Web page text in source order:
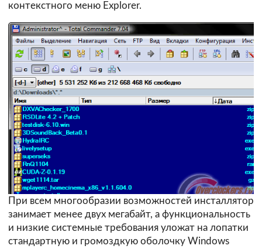
контекстного меню Explorer.
При всем многообразии возможностей инсталлятор
занимает менее двух мегабайт, а функциональность
и низкие системные требования уложат на лопатки
стандартную и громоздкую оболочку Windows